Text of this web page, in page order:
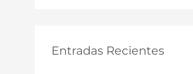
rEntradas Recientes